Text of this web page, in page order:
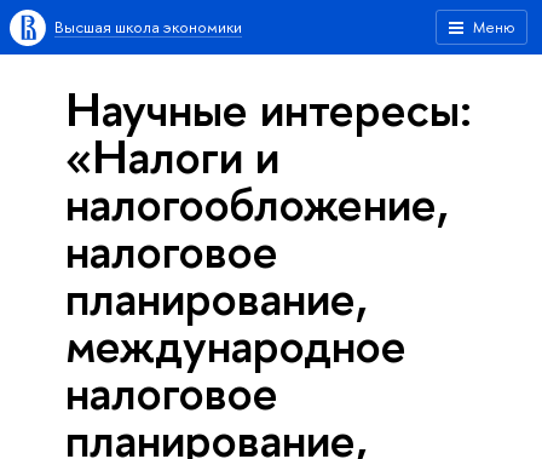
Меню
Высшая школа экономики
Научные интересы:
«Налоги и
налогообложение,
налоговое
планирование,
международное
налоговое
планирование,